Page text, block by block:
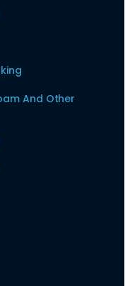
And Other